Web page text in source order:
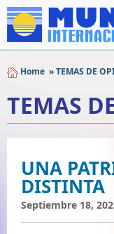
Home »TEMAS DE
TEMAS
UNA
DISTINTA
Septiembre 18,